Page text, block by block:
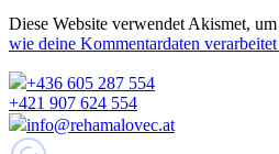
Diese Website verwendet Akismet,
wie deine Kommentardaten
+436 605 287 554
+421 907 624 554
info@rehamalovec.at